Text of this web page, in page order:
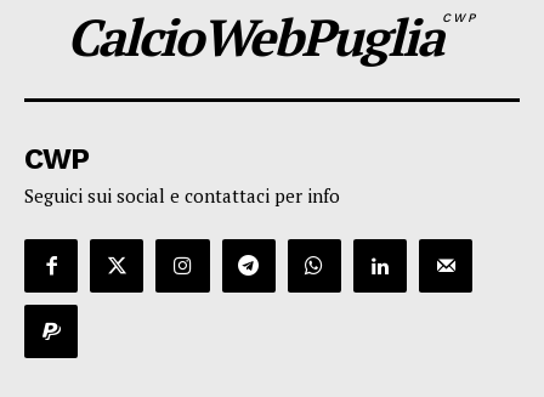
CalcioWebPugliaCWP
CWP
Seguici sui social e contattaci per info